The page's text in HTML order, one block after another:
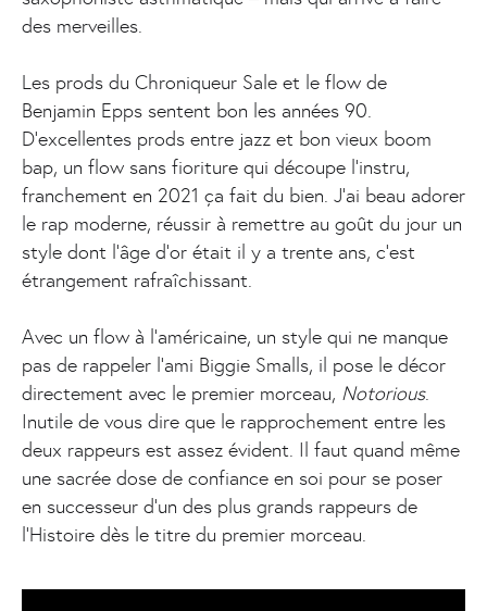
des merveilles.
Les prods du Chroniqueur Sale et le flow de
Benjamin Epps sentent bon les années 90.
D’excellentes prods entre jazz et bon vieux boom
bap, un flow sans fioriture qui découpe l’instru,
franchement en 2021 ça fait du bien. J’ai beau adorer
le rap moderne, réussir à remettre au goût du jour un
style dont l’âge d’or était il y a trente ans, c’est
étrangement rafraîchissant.
Avec un flow à l’américaine, un style qui ne manque
pas de rappeler l’ami Biggie Smalls, il pose le décor
directement avec le premier morceau, Notorious.
Inutile de vous dire que le rapprochement entre les
deux rappeurs est assez évident. Il faut quand même
une sacrée dose de confiance en soi pour se poser
en successeur d’un des plus grands rappeurs de
l’Histoire dès le titre du premier morceau.